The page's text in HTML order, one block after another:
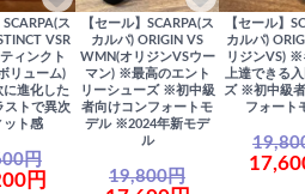
SCARPA(ス
VSR
ィンクト
リューム)
進化した
トで異次
ット感
円
円
【セール】SCARPA(ス
カルパ) ORIGIN VS
WMN(オリジンVSウー
マン) ※最高のエント
リーシューズ ※初中級
者向けコンフォートモ
デル ※2024年新モデ
ル
19,800円
【セール】
カルパ)
リジンVS) ※
上達できる
ズ ※初中級
フォート